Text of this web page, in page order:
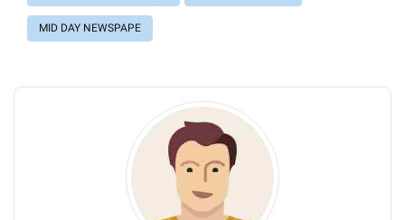
MID DAY NEWSPAPE